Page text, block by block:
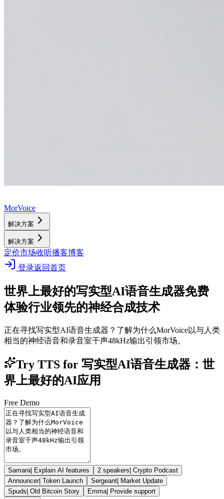
MorVoice
解决方案
解决方案
定价市场收听播客博客
登录返回首页
世界上最好的写实型AI语音生成器免费
体验行业领先的神经合成技术
正在寻找写实型AI语音生成器？了解为什么MorVoice以与人类
相当的神经语音和录音室干声48kHz输出引领市场。
Try TTS for 写实型AI语音生成器：世
界上最好的AI应用
Free Demo
Samara| Explain AI features 2 speakers| Crypto Podcast
Announcer| Token Launch Sergeant| Market Update
Spuds| Old Bitcoin Story Emma| Provide support